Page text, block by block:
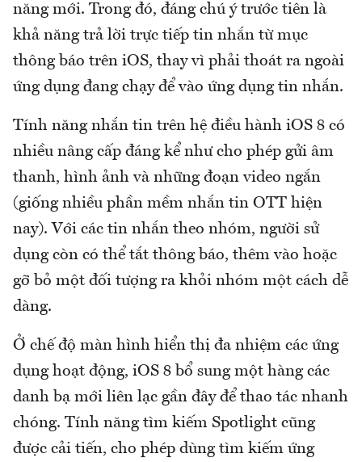
năng mới. Trong đó, đáng chú ý trước tiên là
khả năng trả lời trực tiếp tin nhắn từ mục
thông báo trên iOS, thay vì phải thoát ra ngoài
ứng dụng đang chạy để vào ứng dụng tin nhắn.
Tính năng nhắn tin trên hệ điều hành iOS 8 có
nhiều nâng cấp đáng kể như cho phép gửi âm
thanh, hình ảnh và những đoạn video ngắn
(giống nhiều phần mềm nhắn tin OTT hiện
nay). Với các tin nhắn theo nhóm, người sử
dụng còn có thể tắt thông báo, thêm vào hoặc
gỡ bỏ một đối tượng ra khỏi nhóm một cách dễ
dàng.
Ở chế độ màn hình hiển thị đa nhiệm các ứng
dụng hoạt động, iOS 8 bổ sung một hàng các
danh bạ mới liên lạc gần đây để thao tác nhanh
chóng. Tính năng tìm kiếm Spotlight cũng
được cải tiến, cho phép dùng tìm kiếm ứng